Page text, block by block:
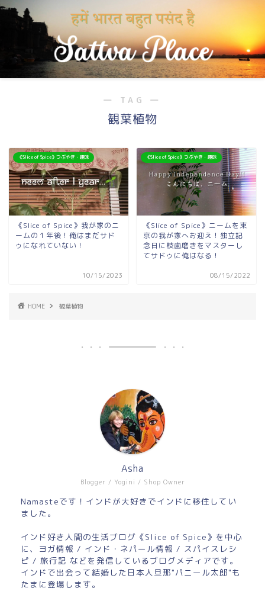
― TAG ―
観葉植物
《Slice of Spice》つぶやき・趣味
《Slice of Spice》我が家のニ
ームの１年後！俺はまだサド
ゥになれていない！
10/15/2023
《Slice of Spice》つぶやき・趣味
《Slice of Spice》ニームを東
京の我が家へお迎え！独立記
念日に枝歯磨きをマスターし
てサドゥに俺はなる！
08/15/2022
HOME 観葉植物
Blogger / Yogini / Shop Owner
Asha
Namasteです！インドが大好きでインドに移住してい
ました。
インド好き人間の生活ブログ《Slice of Spice》を中心
に、ヨガ情報 / インド・ネパール情報 / スパイスレシ
ピ / 旅行記 などを発信しているブログメディアです。
インドで出会って結婚した日本人旦那"パニール太郎"も
たまに登場します。